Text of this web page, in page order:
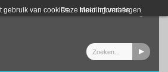
gebruik van cookies. Meer informatie
Deze melding verbergen
Login